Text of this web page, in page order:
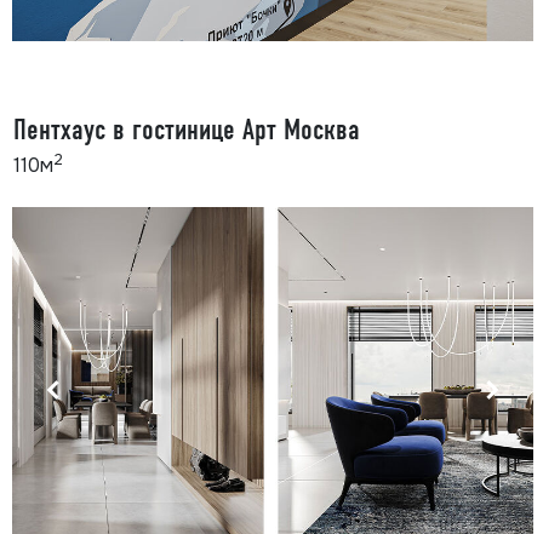
110м2
Пентхаус в гостинице Арт Москва